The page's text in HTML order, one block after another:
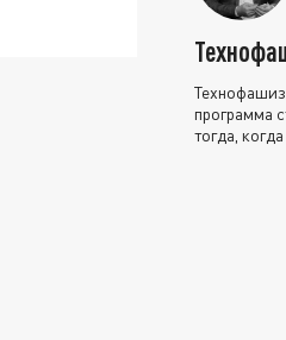
программа
тогда,